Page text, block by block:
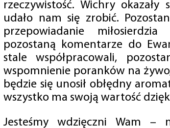
rzeczywistość. Wichry
udało nam się zrobić.
przepowiadanie
pozostaną komentarze do
stale współpracowali,
wspomnienie poranków na
będzie się unosił obłędny
wszystko ma swoją wartość
Jesteśmy wdzięczni Wam –